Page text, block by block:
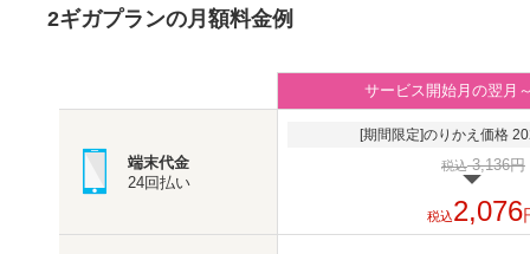
2ギガプランの月額料金例
サービス開始月の翌月
端末代金
24回払い
[期間限定]のりかえ価格
税込3,136円
税込2,076